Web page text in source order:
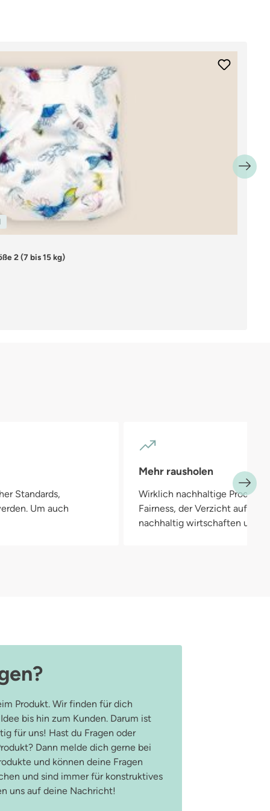
2 (7 bis 15 kg)
Standards,
Um auch
Mehr rausholen
Wirklich nachhaltige
Fairness, der Verzicht auf
nachhaltig wirtschaften und
Produkt. Wir finden für dich
bis hin zum Kunden. Darum ist
für uns! Hast du Fragen oder
Dann melde dich gerne bei
und können deine Fragen
und sind immer für konstruktives
uns auf deine Nachricht!